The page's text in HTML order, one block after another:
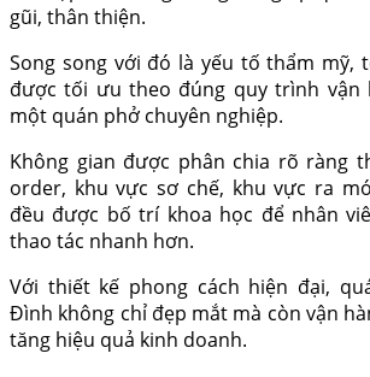
gũi, thân thiện.
Song song với đó là yếu tố thẩm mỹ,
được tối ưu theo đúng quy trình vận
một quán phở chuyên nghiệp.
Không gian được phân chia rõ ràng
order, khu vực sơ chế, khu vực ra
đều được bố trí khoa học để nhân
thao tác nhanh hơn.
Với thiết kế phong cách hiện đại,
Đình không chỉ đẹp mắt mà còn vận
tăng hiệu quả kinh doanh.